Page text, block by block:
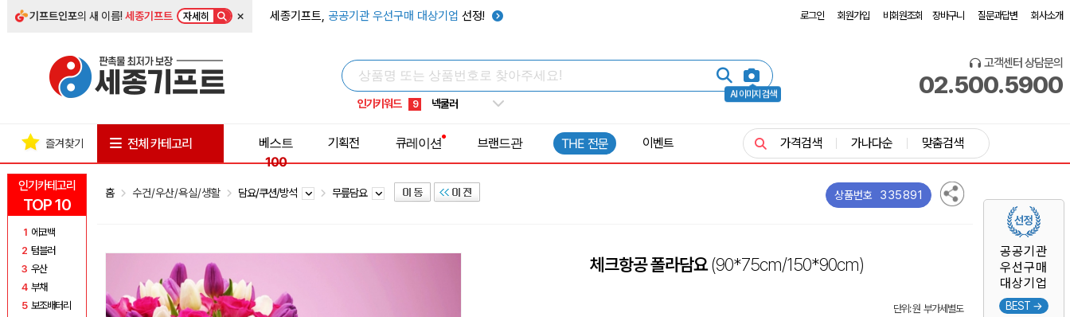
기프트인포의 새 이름!세종기프트 자세히 × 세종기프트, 공공기관 우선구매 대상기업 선정! 로그인 회원가입 비회원조회 장바구니 질문과답변 회사소개
AI 이미지 검색
인기키워드
5 키캡
8 쿨토시
9 넥쿨러
1 선풍기
고객센터 상담문의
02.500.5900
인기카테고리
TOP 10
1 에코백
2 텀블러
3 우산
4 부채
5 보조배터리
공공기관
우선구매
대상기업
BEST →
즐겨찾기 전체 카테고리
베스트
100
기획전 큐레이션 브랜드관 THE 전문 이벤트 가격검색 가나다순 맞춤검색
홈 수건/우산/욕실/생활 담요/쿠션/방석 무릎담요 상품번호 335891
체크항공 폴라담요(90*75cm/150*90cm)
단위: 원 부가세별도